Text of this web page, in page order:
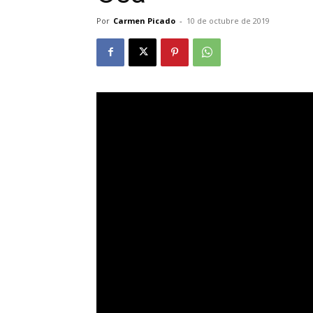
Por Carmen Picado - 10 de octubre de 2019